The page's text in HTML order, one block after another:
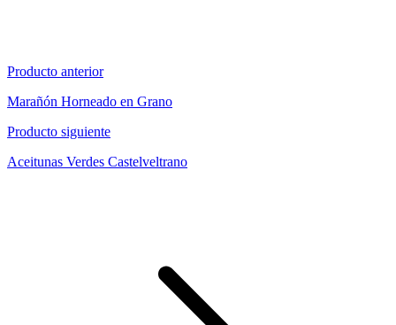
Producto anterior
Marañón Horneado en Grano
Producto siguiente
Aceitunas Verdes Castelveltrano